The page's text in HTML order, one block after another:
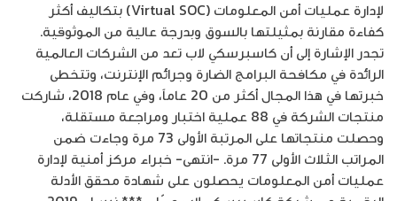
لإدارة عمليات أمن المعلومات (Virtual SOC) بتكاليف أكثر
كفاءة مقارنة بمثيلتها بالسوق وبدرجة عالية من الموثوقية.
تجدر الإشارة إلى أن كاسبرسكي لاب تعد من الشركات العالمية
الرائدة في مكافحة البرامج الضارة وجرائم الإنترنت، وتتخطى
خبرتها في هذا المجال أكثر من 20 عاماً، وفي عام 2018، شاركت
منتجات الشركة في 88 عملية اختبار ومراجعة مستقلة،
وحصلت منتجاتها على المرتبة الأولى 73 مرة وجاءت ضمن
المراتب الثلاث الأولى 77 مرة. -انتهى- خبراء مركز أمنية لإدارة
عمليات أمن المعلومات يحصلون على شهادة محقق الأدلة